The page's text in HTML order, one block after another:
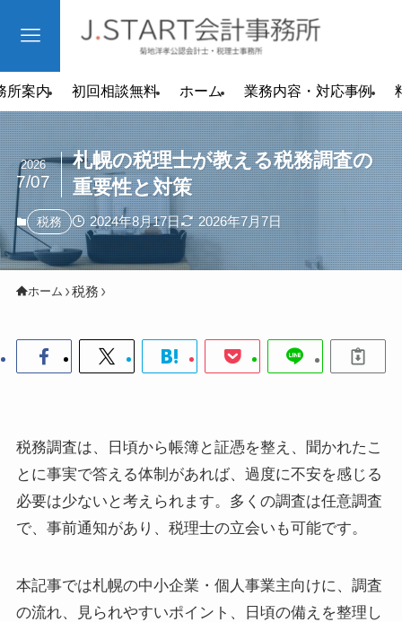
所案内 初回相談無料 ホーム 業務内容・対応事例
札幌の税理士が教える税務調査の
重要性と対策
2026
7/07
税務 2024年8月17日 2026年7月7日
ホーム 税務
税務調査は、日頃から帳簿と証憑を整え、聞かれたこ
とに事実で答える体制があれば、過度に不安を感じる
必要は少ないと考えられます。多くの調査は任意調査
で、事前通知があり、税理士の立会いも可能です。
本記事では札幌の中小企業・個人事業主向けに、調査
の流れ、見られやすいポイント、日頃の備えを整理し